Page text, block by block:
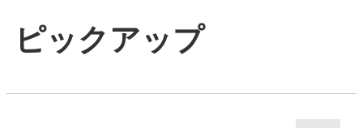
ピックアップ